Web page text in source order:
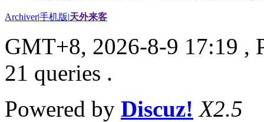
Archiver|手机版|天外来客
GMT+8, 2026-8-9 17:19 ,
21 queries .
Powered by Discuz! X2.5